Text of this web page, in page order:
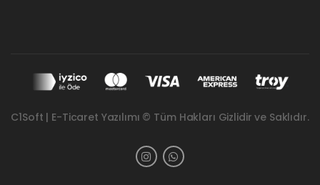
C1Soft | E-Ticaret Yazılımı © Tüm Hakları Gizlidir ve Saklıdır.